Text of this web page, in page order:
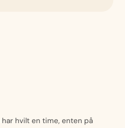
hvilt en time, enten på